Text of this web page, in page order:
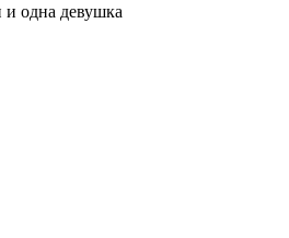
одна девушка